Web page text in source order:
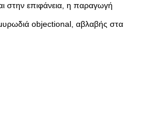
στην επιφάνεια, η παραγωγή
μυρωδιά objectional, αβλαβής στα